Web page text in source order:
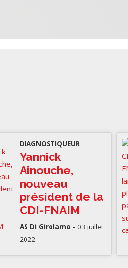
DIAGNOSTIQUEUR
Yannick
Ainouche,
nouveau
président de la
CDI-FNAIM
AS Di Girolamo - 03 juillet
2022